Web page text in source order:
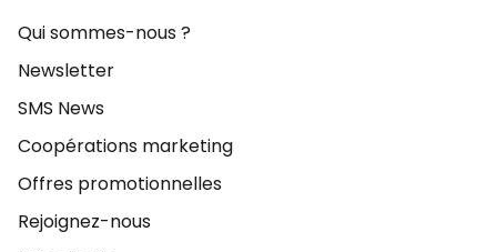
Qui sommes-nous ?
Newsletter
SMS News
Coopérations marketing
Offres promotionnelles
Rejoignez-nous